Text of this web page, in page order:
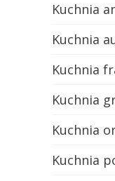
Kuchnia
Kuchnia
Kuchnia
Kuchnia
Kuchnia
Kuchnia